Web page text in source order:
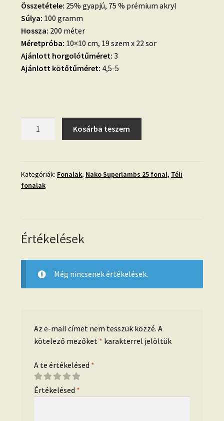
Összetétele: 25% gyapjú, 75 % prémium akryl
Súlya: 100 gramm
Hossza: 200 méter
Méretpróba: 10×10 cm, 19 szem x 22 sor
Ajánlott horgolótűméret: 3
Ajánlott kötőtűméret: 4,5-5
sötétzöld-
3255
Kosárba teszem
Kategóriák: Fonalak, Nako Superlambs 25 fonal, Téli
fonalak
Értékelések
Még nincsenek értékelések.
Az e-mail címet nem tesszük közzé. A
kötelező mezőket * karakterrel jelöltük
A te értékelésed *
Értékelésed *